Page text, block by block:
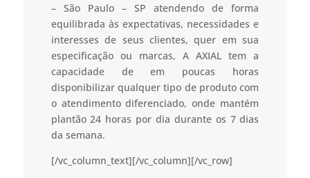
– São Paulo – SP atendendo de forma
equilibrada às expectativas, necessidades e
interesses de seus clientes, quer em sua
especificação ou marcas, A AXIAL tem a
capacidade de em poucas horas
disponibilizar qualquer tipo de produto com
o atendimento diferenciado, onde mantém
plantão 24 horas por dia durante os 7 dias
da semana.
[/vc_column_text][/vc_column][/vc_row]